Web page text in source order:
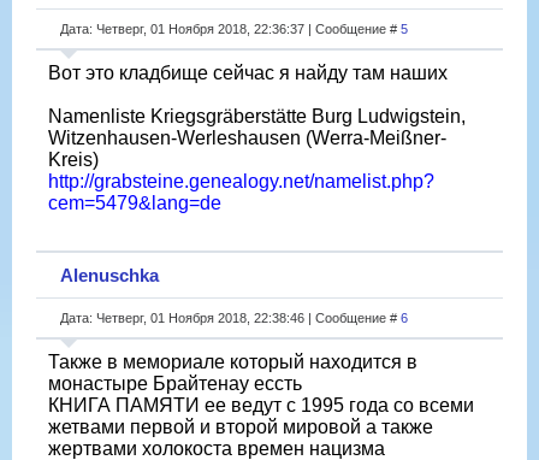
Дата: Четверг, 01 Ноября 2018, 22:36:37 | Сообщение # 5
Вот это кладбище сейчас я найду там наших
Namenliste Kriegsgräberstätte Burg Ludwigstein,
Witzenhausen-Werleshausen (Werra-Meißner-
Kreis)
http://grabsteine.genealogy.net/namelist.php?
cem=5479&lang=de
Alenuschka
Дата: Четверг, 01 Ноября 2018, 22:38:46 | Сообщение # 6
Также в мемориале который находится в
монастыре Брайтенау ессть
КНИГА ПАМЯТИ ее ведут с 1995 года со всеми
жетвами первой и второй мировой а также
жертвами холокоста времен нацизма